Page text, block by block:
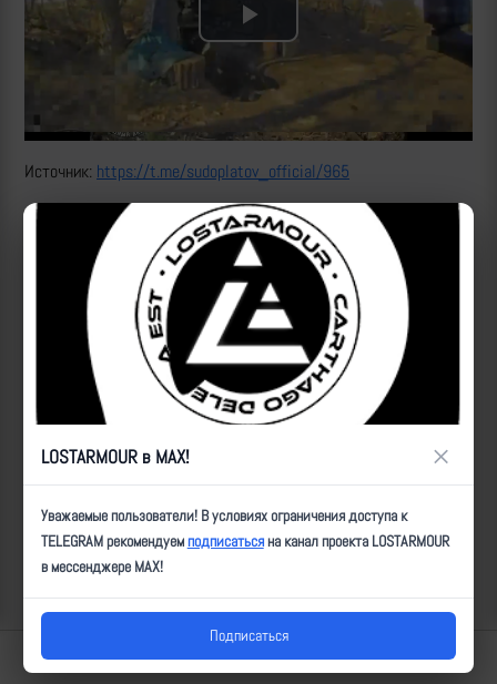
Play
Video
Источник: https://t.me/sudoplatov_official/965
Все удары:
https://lostarmour.info/news/fpv_23_12_26_01-
08_sudoplatov
11102 | Автор: ultz | Дата:2023-12-26 | Просмотров: 704| Теги:
FPV, позиция, попадание, ВТ-40
Популярные за сегодня видео
Lostarmour | Carthago Delenda Est | 2014-2026
LOSTARMOUR в MAX! ×
Уважаемые пользователи! В условиях ограничения доступа к
TELEGRAM рекомендуемподписатьсяна канал проекта LOSTARMOUR
в мессенджере MAX!
Подписаться